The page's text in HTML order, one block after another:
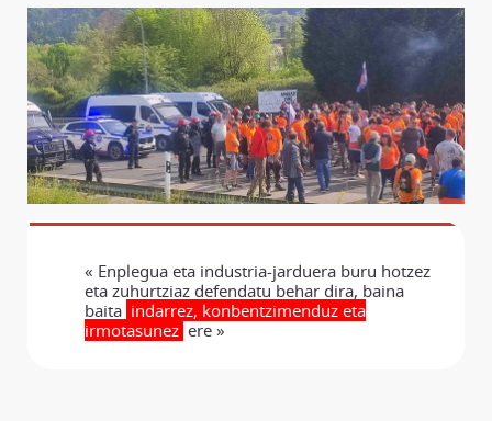
« Enplegua eta industria-jarduera buru hotzez
eta zuhurtziaz defendatu behar dira, baina
baita indarrez, konbentzimenduz eta
irmotasunez ere »